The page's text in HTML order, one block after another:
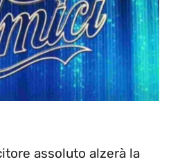
assoluto alzerà la